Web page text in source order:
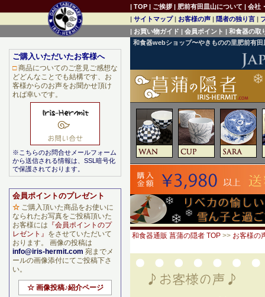
和食器webショップ〜やきものの里肥前有
和食器通販 菖蒲の隠者 TOP >> お客様の
ご購入いただいたお客様へ
□商品についてのご意見ご感想な
どどんなことでも結構です、お
客様からのお声をお聞かせ頂け
れば幸いです。
※こちらのお問合せメールフォーム
から送信される情報は、SSL暗号化
で保護されております。
会員ポイントのプレゼント
☆ ご購入頂いた商品をお使いに
なられたお写真をご投稿頂いた
お客様には 『会員ポイントのプ
レゼント』 をさせていただいて
おります。 画像の投稿は
info@iris-hermit.com 宛までメ
ールの画像添付にてご投稿下さ
い。
☆ 画像投稿♪紹介ページ
| TOP | ご挨拶 | 肥前有田皿山について | 会社
| サイトマップ| お客様の声 | 隠者の独り言 |
| お買い物ガイド | 会員ポイント | 和食器の取